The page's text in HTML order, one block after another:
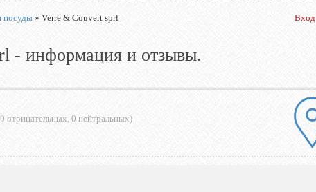
посуды » Verre & Couvert sprl Вход
- информация и отзывы.
0 отрицательных 0 нейтральных)